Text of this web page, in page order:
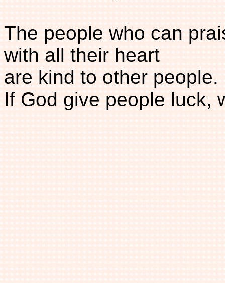
The people who can
with all their heart
are kind to other people.
If God give people luck,